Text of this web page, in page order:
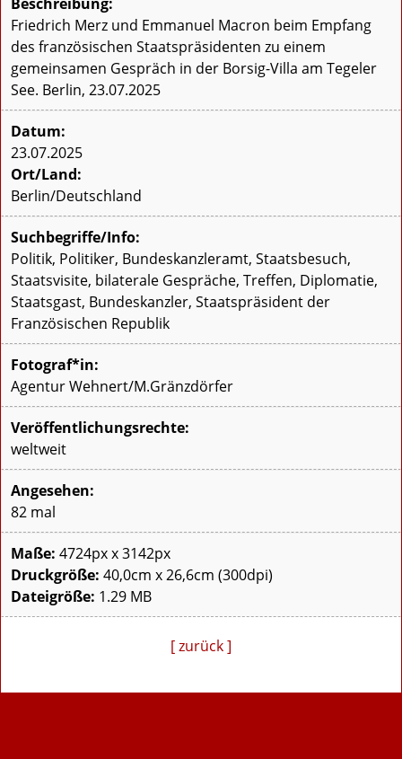
Friedrich Merz und Emmanuel Macron beim Empfang
des französischen Staatspräsidenten zu einem
gemeinsamen Gespräch in der Borsig-Villa am Tegeler
See. Berlin, 23.07.2025
Datum:
23.07.2025
Ort/Land:
Berlin/Deutschland
Suchbegriffe/Info:
Politik, Politiker, Bundeskanzleramt, Staatsbesuch,
Staatsvisite, bilaterale Gespräche, Treffen, Diplomatie,
Staatsgast, Bundeskanzler, Staatspräsident der
Französischen Republik
Fotograf*in:
Agentur Wehnert/M.Gränzdörfer
Veröffentlichungsrechte:
weltweit
Angesehen:
82 mal
Maße: 4724px x 3142px
Druckgröße: 40,0cm x 26,6cm (300dpi)
Dateigröße: 1.29 MB
[ zurück ]